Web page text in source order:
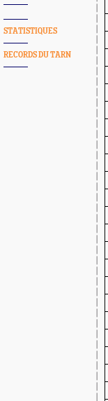
STATISTIQUES
RECORDS DU TARN